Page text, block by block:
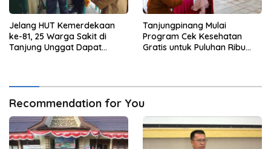
Jelang HUT Kemerdekaan
ke-81, 25 Warga Sakit di
Tanjung Unggat Dapat
Tanjungpinang Mulai
Program Cek Kesehatan
Gratis untuk Puluhan Ribu
Recommendation for You